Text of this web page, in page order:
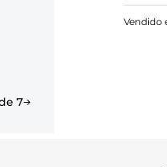
7
Vendido